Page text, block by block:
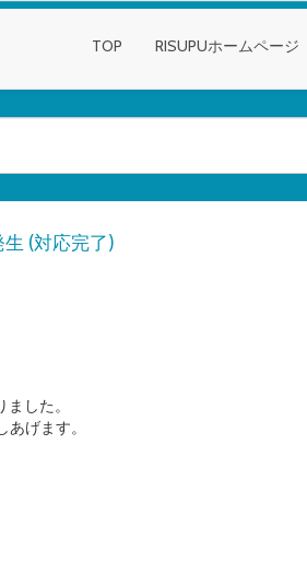
TOP RISUPUホームページ
(対応完了)
した。
あげます。